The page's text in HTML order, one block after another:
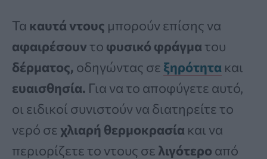
Τα καυτά ντους μπορούν επίσης να
αφαιρέσουν το φυσικό φράγμα του
δέρματος, οδηγώντας σε ξηρότητα και
ευαισθησία. Για να το αποφύγετε αυτό,
οι ειδικοί συνιστούν να διατηρείτε το
νερό σε χλιαρή θερμοκρασία και να
περιορίζετε το ντους σε λιγότερο από